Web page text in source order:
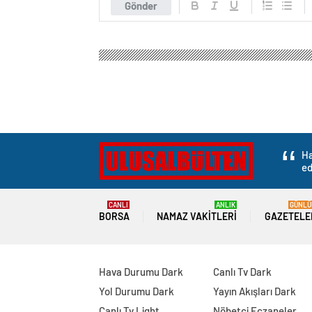
Gönder
BORSA
CANLI
NAMAZ VAKITLERI
ANLIK
Hava Durumu Dark
Yol Durumu Dark
Canlı Tv Dark
Yayın Akışları Dark